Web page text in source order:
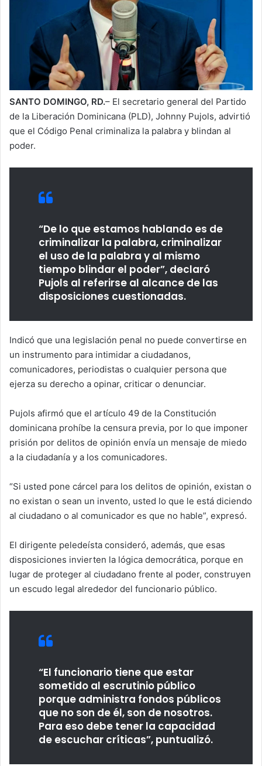
SANTO DOMINGO, RD.– El secretario general del Partido
de la Liberación Dominicana (PLD), Johnny Pujols, advirtió
que el Código Penal criminaliza la palabra y blindan al
poder.
“De lo que estamos hablando es de
criminalizar la palabra, criminalizar
el uso de la palabra y al mismo
tiempo blindar el poder”, declaró
Pujols al referirse al alcance de las
disposiciones cuestionadas.
Indicó que una legislación penal no puede convertirse en
un instrumento para intimidar a ciudadanos,
comunicadores, periodistas o cualquier persona que
ejerza su derecho a opinar, criticar o denunciar.
Pujols afirmó que el artículo 49 de la Constitución
dominicana prohíbe la censura previa, por lo que imponer
prisión por delitos de opinión envía un mensaje de miedo
a la ciudadanía y a los comunicadores.
“Si usted pone cárcel para los delitos de opinión, existan o
no existan o sean un invento, usted lo que le está diciendo
al ciudadano o al comunicador es que no hable”, expresó.
El dirigente peledeísta consideró, además, que esas
disposiciones invierten la lógica democrática, porque en
lugar de proteger al ciudadano frente al poder, construyen
un escudo legal alrededor del funcionario público.
“El funcionario tiene que estar
sometido al escrutinio público
porque administra fondos públicos
que no son de él, son de nosotros.
Para eso debe tener la capacidad
de escuchar críticas”, puntualizó.